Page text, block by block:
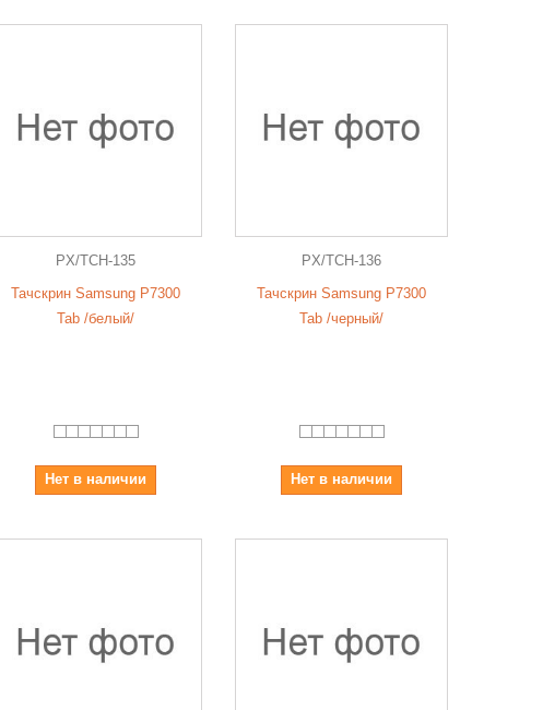
PX/TCH-135
Тачскрин Samsung P7300
Tab /белый/
Нет в наличии
PX/TCH-136
Тачскрин Samsung P7300
Tab /черный/
Нет в наличии